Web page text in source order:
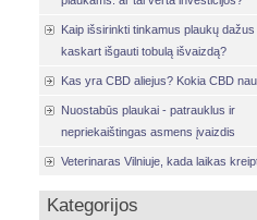
Kaip išsirinkti tinkamus plaukų dažus
kaskart išgauti tobulą išvaizdą?
Kas yra CBD aliejus? Kokia CBD
Nuostabūs plaukai - patrauklus ir
nepriekaištingas asmens įvaizdis
Veterinaras Vilniuje, kada laikas
Kategorijos